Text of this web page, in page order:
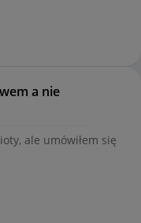
a nie
ale umówiłem się